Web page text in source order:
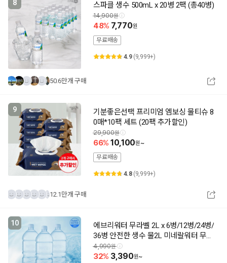
8 스파클 생수 500mL x 20병 2팩 (총40병)
14,900
48 7,770
무료배송
4.9 (9,999+)
50.6만개 구매
9
기분좋은선택 프리미엄 엠보싱 물티슈 8
0매*10팩 세트 (20팩 추가할인)
29,900
66 10,100
~
무료배송
4.8 (9,999+)
12.1만개 구매
10
에브리워터 무라벨 2L x 6병/12병/24병/
36병 안전한 생수 물2L 미네랄워터 무라
벨생수 샘물
4,990
32 3,390
~